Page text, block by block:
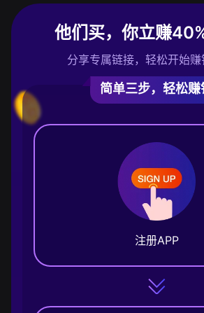
他们买，你立赚
分享专属链接，轻松开始赚
简单三步，轻松赚
注册APP